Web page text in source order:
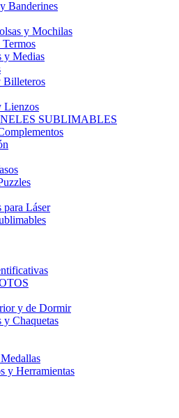
Banderines
y Mochilas
y Medias
Billeteros
Lienzos
SUBLIMABLES
para Láser
y de Dormir
y Chaquetas
y Herramientas